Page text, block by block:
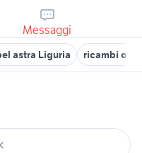
Messaggi
astra Liguria ricambi